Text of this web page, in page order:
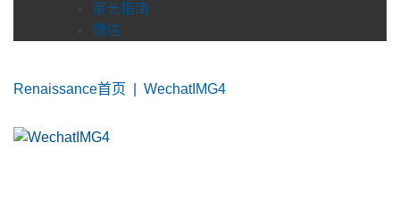
家长指南
微信
Renaissance首页 WechatIMG4